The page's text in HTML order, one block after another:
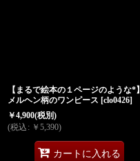
【まるで絵本の１ページのような*】
メルヘン柄のワンピース [clo0426]
￥4,900(税別)
(税込 : ￥ 5,390)
カートに入れる